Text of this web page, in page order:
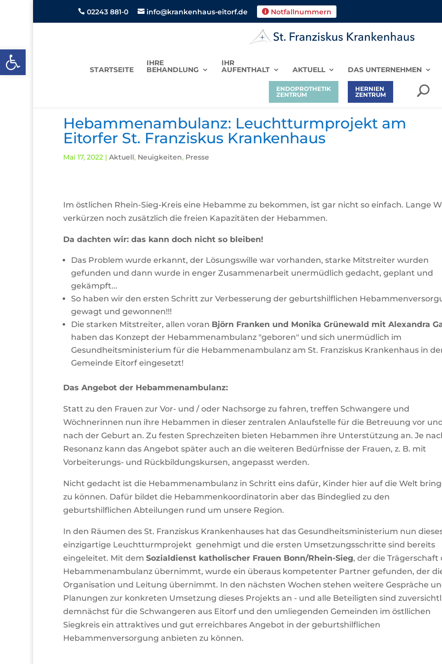
Open toolbar
02243 881-0 info@krankenhaus-eitorf.de Notfallnummern
STARTSEITE
IHRE
BEHANDLUNG
IHR
AUFENTHALT AKTUELL DAS UNTERNEHMEN
ENDOPROTHETIK
ZENTRUM
HERNIEN
ZENTRUM
Hebammenambulanz: Leuchtturmprojekt am
Eitorfer St. Franziskus Krankenhaus
Mai 17, 2022| Aktuell, Neuigkeiten, Presse
Im östlichen Rhein-Sieg-Kreis eine Hebamme zu bekommen, ist gar nicht so einfach. Lange
verkürzen noch zusätzlich die freien Kapazitäten der Hebammen.
Da dachten wir: das kann doch nicht so bleiben!
Das Problem wurde erkannt, der Lösungswille war vorhanden, starke Mitstreiter wurden
gefunden und dann wurde in enger Zusammenarbeit unermüdlich gedacht, geplant und
gekämpft...
So haben wir den ersten Schritt zur Verbesserung der geburtshilflichen
gewagt und gewonnen!!!
Die starken Mitstreiter, allen voran Björn Franken und Monika Grünewald mit Alexandra
haben das Konzept der Hebammenambulanz "geboren" und sich unermüdlich im
Gesundheitsministerium für die Hebammenambulanz am St. Franziskus Krankenhaus in
Gemeinde Eitorf eingesetzt!
Das Angebot der Hebammenambulanz:
Statt zu den Frauen zur Vor- und / oder Nachsorge zu fahren, treffen Schwangere und
Wöchnerinnen nun ihre Hebammen in dieser zentralen Anlaufstelle für die Betreuung vor
nach der Geburt an. Zu festen Sprechzeiten bieten Hebammen ihre Unterstützung an. Je
Resonanz kann das Angebot später auch an die weiteren Bedürfnisse der Frauen, z. B. mit
Vorbeiterungs- und Rückbildungskursen, angepasst werden.
Nicht gedacht ist die Hebammenambulanz in Schritt eins dafür, Kinder hier auf die Welt
zu können. Dafür bildet die Hebammenkoordinatorin aber das Bindeglied zu den
geburtshilflichen Abteilungen rund um unsere Region.
In den Räumen des St. Franziskus Krankenhauses hat das Gesundheitsministerium nun
einzigartige Leuchtturmprojekt genehmigt und die ersten Umsetzungsschritte sind bereits
eingeleitet. Mit dem Sozialdienst katholischer Frauen Bonn/Rhein-Sieg, der die Trägerschaft
Hebammenambulanz übernimmt, wurde ein überaus kompetenter Partner gefunden, der
Organisation und Leitung übernimmt. In den nächsten Wochen stehen weitere Gespräche
Planungen zur konkreten Umsetzung dieses Projekts an - und alle Beteiligten sind
demnächst für die Schwangeren aus Eitorf und den umliegenden Gemeinden im östllichen
Siegkreis ein attraktives und gut erreichbares Angebot in der geburtshilflichen
Hebammenversorgung anbieten zu können.